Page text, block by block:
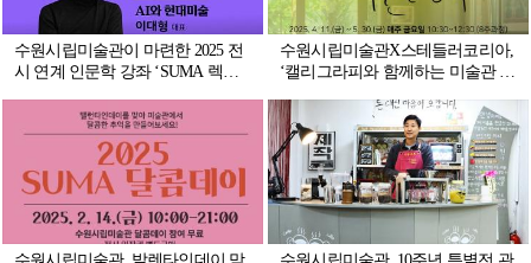
수원시립미술관이 마련한 2025 전
시 연계 인문학 강좌 ‘SUMA 렉쳐:
수원시립미술관X스테들러코리아,
‘캘리그라피와 함께하는 미술관 산